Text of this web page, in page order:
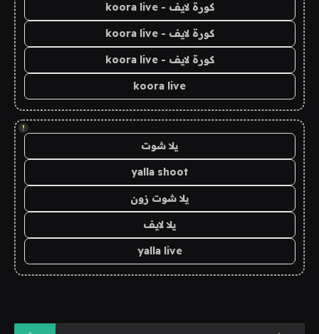
كورة لايف - koora live
كورة لايف - koora live
كورة لايف - koora live
koora live
!
يلا شوت
yalla shoot
يلا شوت زون
يلا لايف
yalla live